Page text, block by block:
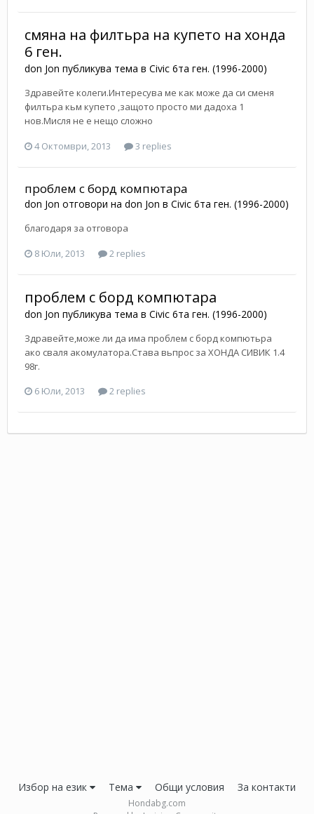
смяна на филтьра на купето на хонда
6 ген.
don Jon публикува тема в Civic 6та ген. (1996-2000)
Здравейте колеги.Интересува ме как може да си сменя
филтьра кьм купето ,защото просто ми дадоха 1
нов.Мисля не е нещо сложно
4 Октомври, 2013
3 replies
проблем с борд компютара
don Jon отговори на don Jon в Civic 6та ген. (1996-2000)
благодаря за отговора
8 Юли, 2013
2 replies
проблем с борд компютара
don Jon публикува тема в Civic 6та ген. (1996-2000)
Здравейте,може ли да има проблем с борд компютьра
ако сваля акомулатора.Става вьпрос за ХОНДА СИВИК 1.4
98г.
6 Юли, 2013
2 replies
Избор на език Тема Общи условия За контакти
Hondabg.com